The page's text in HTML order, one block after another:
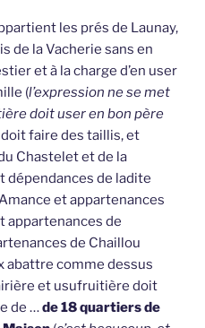
les prés de Launay,
de la Vacherie sans en
et à la charge d’en user
(l’expression ne se met
doit user en bon père
faire des taillis, et
Chastelet et de la
dépendances de ladite
et appartenances
appartenances de
de Chaillou
abattre comme dessus
et usufruitière doit
de …de 18 quartiers de